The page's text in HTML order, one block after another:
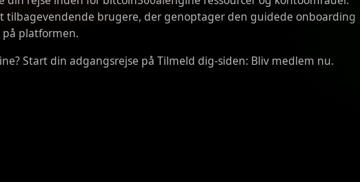
tilbagevendende brugere, der genoptager den guidede onboarding
platformen.
Start din adgangsrejse på Tilmeld dig-siden: Bliv medlem nu.